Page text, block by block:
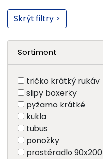
Skrýt filtry >
Sortiment
tričko krátký rukáv
slipy boxerky
pyžamo krátké
kukla
tubus
ponožky
prostěradlo 90x200